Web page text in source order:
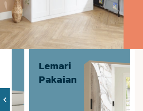
Lemari
Pakaian